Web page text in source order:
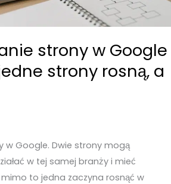
strony w Google
strony rosną, a
w Google. Dwie strony mogą
w tej samej branży i mieć
to jedna zaczyna rosnąć w